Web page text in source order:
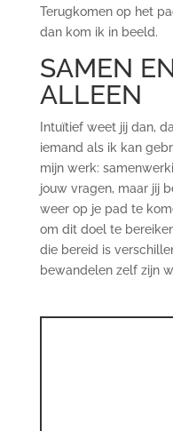
Terugkomen op het
dan kom ik in beeld.
SAMEN
ALLEEN
Intuïtief weet jij dan,
iemand als ik kan
mijn werk:
jouw vragen, maar jij
weer op je pad te
om dit doel te
die bereid is
bewandelen zelf zijn